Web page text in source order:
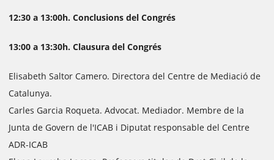
12:30 a 13:00h. Conclusions del Congrés
13:00 a 13:30h. Clausura del Congrés
Elisabeth Saltor Camero. Directora del Centre de Mediació de
Catalunya.
Carles Garcia Roqueta. Advocat. Mediador. Membre de la
Junta de Govern de l'ICAB i Diputat responsable del Centre
ADR-ICAB